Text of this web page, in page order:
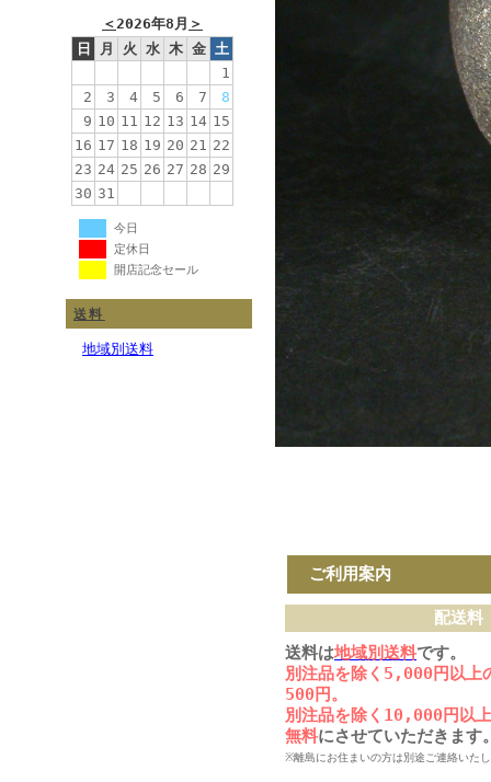
＜2026年8月 ＞
日
月 火 水 木 金 土
1
2
3 4 5 6 7
8
9 10 11 12 13 14 15
16 17 18 19 20 21 22
23 24 25 26 27 28 29
30 31
今日
定休日
開店記念セール
送料
地域別送料
ご利用案内
配送料
送料は地域別送料です。
別注品を除く5,000円以上
500円。
別注品を除く10,000円以
無料にさせていただきます
※離島にお住まいの方は別途ご連絡いた